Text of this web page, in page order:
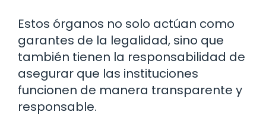
Estos órganos no solo actúan como
garantes de la legalidad, sino que
también tienen la responsabilidad de
asegurar que las instituciones
funcionen de manera transparente y
responsable.